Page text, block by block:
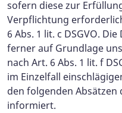
sofern diese zur
Verpflichtung
6 Abs. 1 lit. c DSGVO.
ferner auf Grundlage
nach Art. 6 Abs. 1 lit. f
im Einzelfall
den folgenden
informiert.